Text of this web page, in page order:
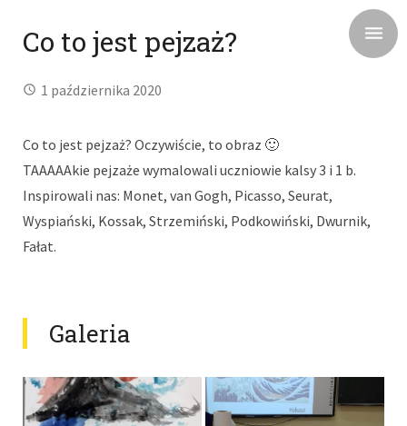
Co to jest pejzaż?
1 października 2020
Co to jest pejzaż? Oczywiście, to obraz 🙂
TAAAAAkie pejzaże wymalowali uczniowie kalsy 3 i 1 b.
Inspirowali nas: Monet, van Gogh, Picasso, Seurat,
Wyspiański, Kossak, Strzemiński, Podkowiński, Dwurnik,
Fałat.
Galeria